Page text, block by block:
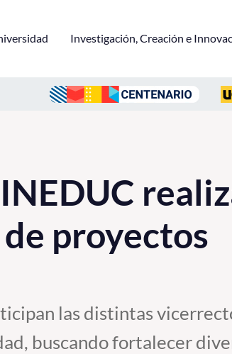
Investigación, Creación e
proyectos
las distintas
buscando fortalecer